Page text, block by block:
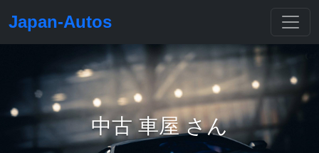
Japan-Autos
中古 車屋 さん